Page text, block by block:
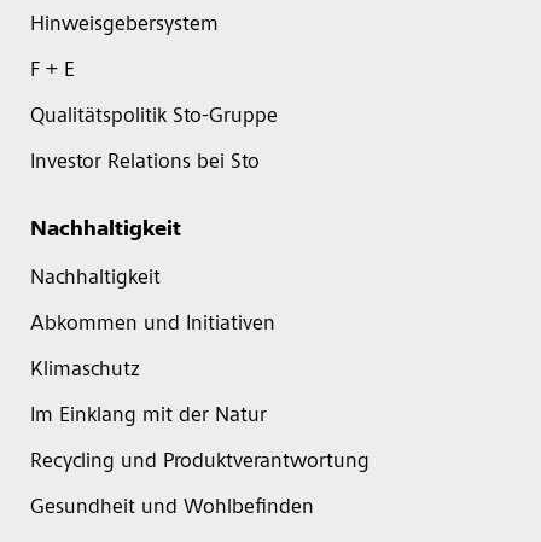
Hinweisgebersystem
F + E
Qualitätspolitik Sto-Gruppe
Investor Relations bei Sto
Nachhaltigkeit
Nachhaltigkeit
Abkommen und Initiativen
Klimaschutz
Im Einklang mit der Natur
Recycling und Produktverantwortung
Gesundheit und Wohlbefinden